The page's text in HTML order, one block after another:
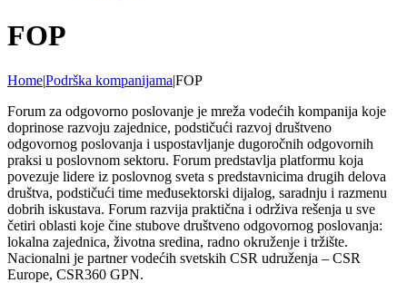
FOP
Home|Podrška kompanijama|FOP
Forum za odgovorno poslovanje je mreža vodećih kompanija koje
doprinose razvoju zajednice, podstičući razvoj društveno
odgovornog poslovanja i uspostavljanje dugoročnih odgovornih
praksi u poslovnom sektoru. Forum predstavlja platformu koja
povezuje lidere iz poslovnog sveta s predstavnicima drugih delova
društva, podstičući time međusektorski dijalog, saradnju i razmenu
dobrih iskustava. Forum razvija praktična i održiva rešenja u sve
četiri oblasti koje čine stubove društveno odgovornog poslovanja:
lokalna zajednica, životna sredina, radno okruženje i tržište.
Nacionalni je partner vodećih svetskih CSR udruženja – CSR
Europe, CSR360 GPN.